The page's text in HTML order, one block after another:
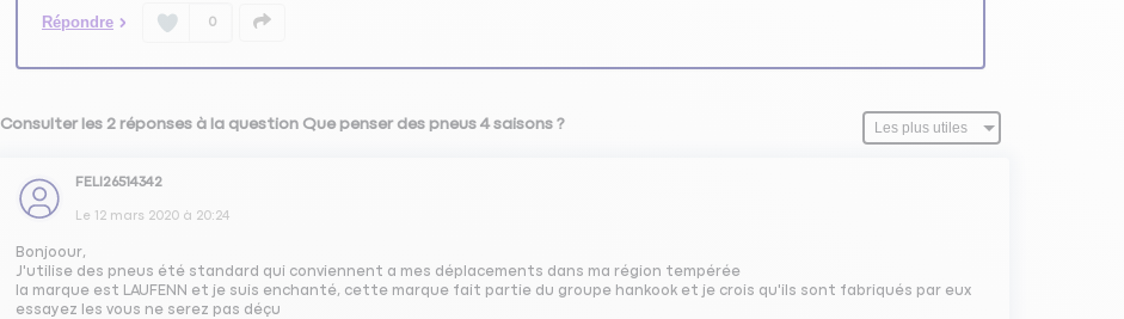
Répondre 0
Consulter les 2 réponses à la question Que penser des pneus 4 saisons ?
FELI26514342
Le 12 mars 2020 à 20:24
Bonjoour,
J'utilise des pneus été standard qui conviennent a mes déplacements dans ma région tempérée
la marque est LAUFENN et je suis enchanté, cette marque fait partie du groupe hankook et je crois qu'ils sont fabriqués par eux
essayez les vous ne serez pas déçu